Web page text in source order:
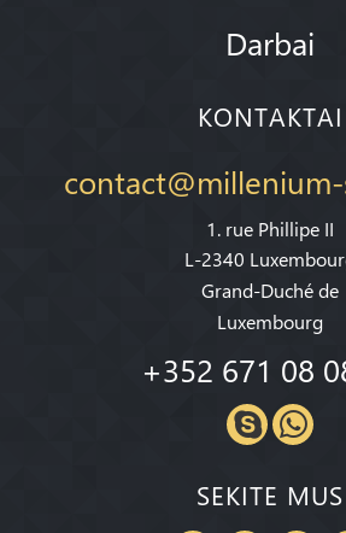
Darbai
KONTAKTAI
1. rue Phillipe II
L-2340
Grand-Duché de
Luxembourg
+352 671 08
SEKITE MUS